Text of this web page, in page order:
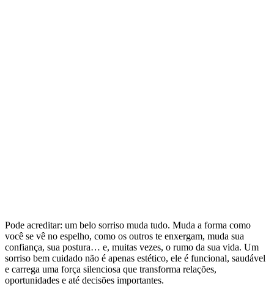
Pode acreditar: um belo sorriso muda tudo. Muda a forma como
você se vê no espelho, como os outros te enxergam, muda sua
confiança, sua postura… e, muitas vezes, o rumo da sua vida. Um
sorriso bem cuidado não é apenas estético, ele é funcional, saudável
e carrega uma força silenciosa que transforma relações,
oportunidades e até decisões importantes.